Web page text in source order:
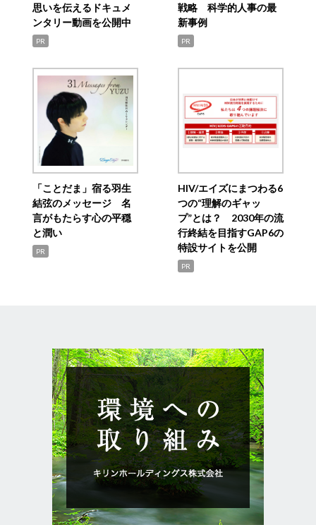
思いを伝えるドキュメ
ンタリー動画を公開中
PR
戦略 科学的人事の最
新事例
PR
「ことだま」宿る羽生
結弦のメッセージ 名
言がもたらす心の平穏
と潤い
PR
HIV/エイズにまつわる6
つの“理解のギャッ
プ”とは？ 2030年の流
行終結を目指すGAP6の
特設サイトを公開
PR